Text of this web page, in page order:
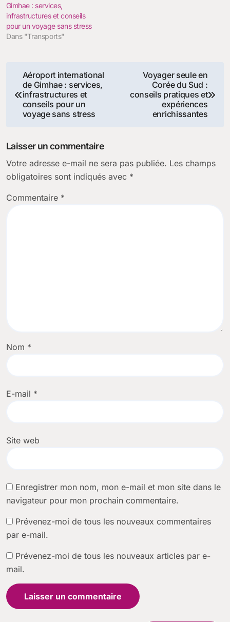
Gimhae : services,
infrastructures et conseils
pour un voyage sans stress
Dans "Transports"
Navigation
de
l’article
Aéroport international
de Gimhae : services,
infrastructures et
conseils pour un
voyage sans stress
Voyager seule en
Corée du Sud :
conseils pratiques et
expériences
enrichissantes
Laisser un commentaire
Votre adresse e-mail ne sera pas publiée. Les champs
obligatoires sont indiqués avec *
Commentaire *
Nom *
E-mail *
Site web
Enregistrer mon nom, mon e-mail et mon site dans le
navigateur pour mon prochain commentaire.
Prévenez-moi de tous les nouveaux commentaires
par e-mail.
Prévenez-moi de tous les nouveaux articles par e-
mail.